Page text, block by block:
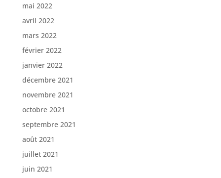
mai 2022
avril 2022
mars 2022
février 2022
janvier 2022
décembre 2021
novembre 2021
octobre 2021
septembre 2021
août 2021
juillet 2021
juin 2021